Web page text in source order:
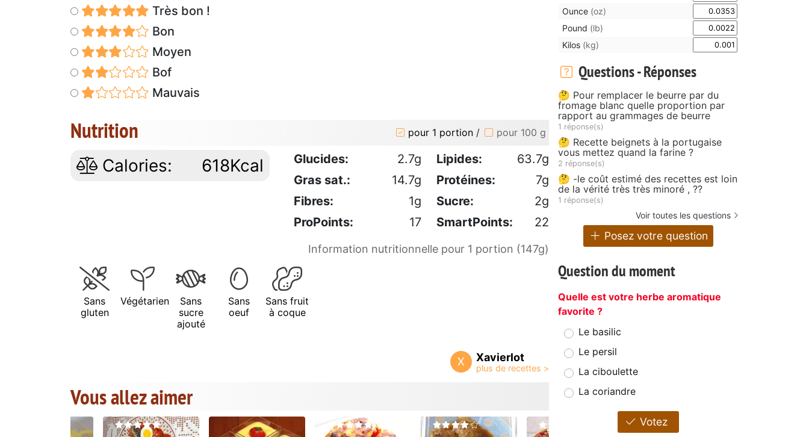
Très bon !
Bon
Moyen
Bof
Mauvais
Nutrition pour 1 portion / pour 100 g
Calories: 618Kcal Glucides: 2.7g Lipides:
63.7g
Gras sat.:
14.7g Protéines:
7g
Fibres:
1g Sucre:
2g
ProPoints:
17 SmartPoints: 22
Information nutritionnelle pour 1 portion (147g)
Sans
gluten
Végétarien
Sans
sucre
ajouté
Sans
oeuf
Sans fruit
à coque
X Xavierlot
Vous allez aimer
Ounce (oz)
Pound (lb)
Kilos (kg)
Questions - Réponses
🤔 Pour remplacer le beurre par du
fromage blanc quelle proportion par
rapport au grammages de beurre
1 réponse(s)
🤔 Recette beignets à la portugaise
vous mettez quand la farine ?
2 réponse(s)
🤔 -le coût estimé des recettes est loin
de la vérité très très minoré , ??
1 réponse(s)
Voir toutes les questions
Posez votre question
Question du moment
Quelle est votre herbe aromatique
favorite ?
Le basilic
Le persil
La ciboulette
La coriandre
Votez